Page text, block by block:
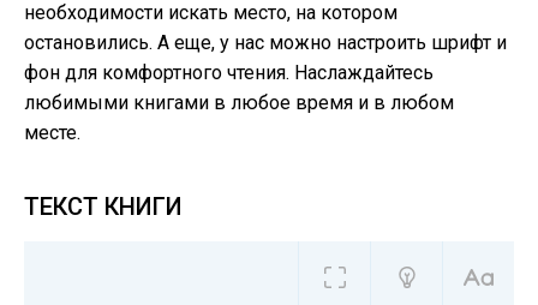
необходимости искать место, на котором
остановились. А еще, у нас можно настроить шрифт и
фон для комфортного чтения. Наслаждайтесь
любимыми книгами в любое время и в любом
месте.
ТЕКСТ КНИГИ